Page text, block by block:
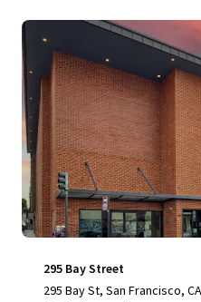
295 Bay Street
295 Bay St, San Francisco,